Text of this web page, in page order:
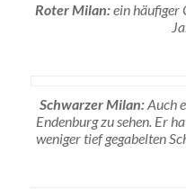
Roter Milan:ein häufiger
Schwarzer Milan:Auch
Endenburg zu sehen. Er
weniger tief gegabelten